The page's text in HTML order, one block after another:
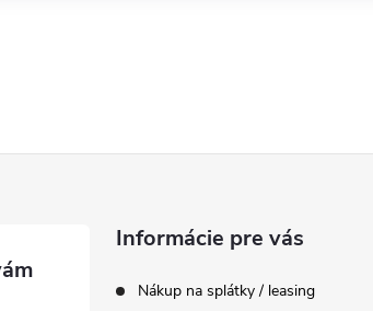
Informácie pre vás
Nákup na splátky / leasing